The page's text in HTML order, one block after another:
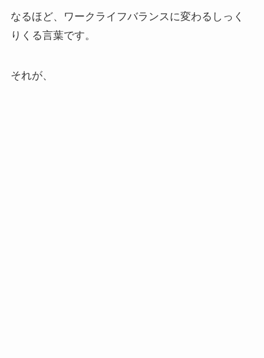
なるほど、ワークライフバランスに変わるしっく
りくる言葉です。
それが、